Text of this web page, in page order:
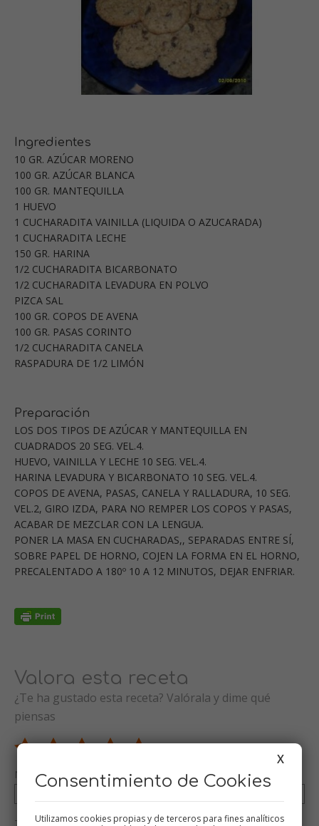
Ingredientes
10 GR. AZÚCAR MORENO
100 GR. AZÚCAR BLANCA
100 GR. MANTEQUILLA
1 HUEVO
1 CUCHARADITA VAINILLA (LIQUIDA O AZUCARADA)
1 CUCHARADITA LECHE
150 GR. HARINA
1/2 CUCHARADITA BICARBONATO
1/2 CUCHARADITA LEVADURA EN POLVO
PIZCA SAL
100 GR. COPOS DE AVENA
100 GR. PASAS CORINTO
1/2 CUCHARADITA CANELA
RASPADURA DE 1/2 LIMÓN
Preparación
LOS DOS TIPOS DE AZÚCAR Y MANTEQUILLA EN
CUADRADOS 20 SEG. VEL.4.
HUEVO, VAINILLA Y LECHE 10 SEG. VEL.4.
HARINA LEVADURA Y BICARBONATO 10 SEG. VEL.4.
COPOS DE AVENA, PASAS, CANELA Y RALLADURA, 10 SEG.
VEL.2, GIRO IZDA, PARA NO REMPER LOS COPOS Y PASAS,
ACABAR DE MEZCLAR CON LA LENGUA.
PONER LA MASA EN CUCHARADAS,, SEPARADAS ENTRE SÍ,
SOBRE PAPEL DE HORNO, COJEN LA FORMA EN EL HORNO,
PRECALENTADO A 180º 10 A 12 MINUTOS, DEJAR ENFRIAR.
Valora esta receta
¿Te ha gustado esta receta? Valórala y dime qué
piensas
Nombre (opcional)
X
Consentimiento de Cookies
Utilizamos cookies propias y de terceros para fines analíticos